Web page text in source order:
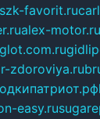
szk-favorit.ru
alex-motor.ru
zdoroviya.ru
easy.ru